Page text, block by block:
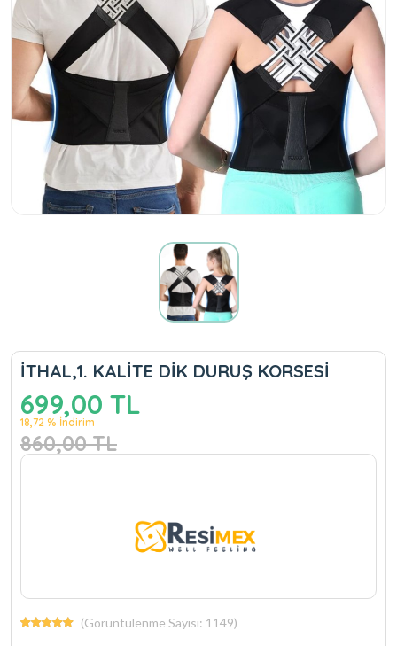
İTHAL,1. KALİTE DİK DURUŞ KORSESİ
699,00 TL
18,72 % İndirim
860,00 TL
(Görüntülenme Sayısı: 1149)